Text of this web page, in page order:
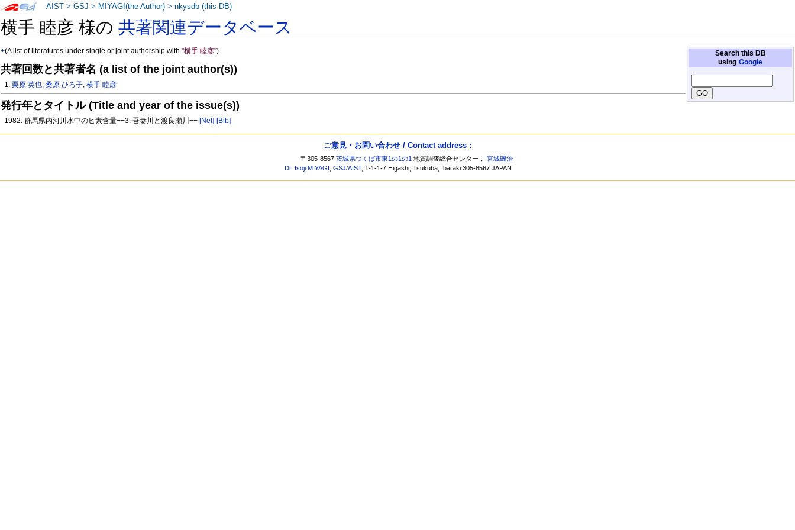
横手 睦彦 様の共著関連データベース
Search this DB
using Google
+(A list of literatures under single or joint authorship with"横手 睦彦")
共著回数と共著者名 (a list of the joint author(s))
1:栗原 英也,桑原 ひろ子,横手 睦彦
発行年とタイトル (Title and year of the issue(s))
1982: 群馬県内河川水中のヒ素含量−−3. 吾妻川と渡良瀬川−− [Net] [Bib]
AIST >GSJ > MIYAGI(the Author) >nkysdb (this DB)
ご意見・お問い合わせ / Contact address :
〒305-8567茨城県つくば市東1の1の1 地質調査総合センター，宮城磯治
Dr. Isoji MIYAGI ,GSJ/AIST, 1-1-1-7 Higashi, Tsukuba, Ibaraki 305-8567 JAPAN